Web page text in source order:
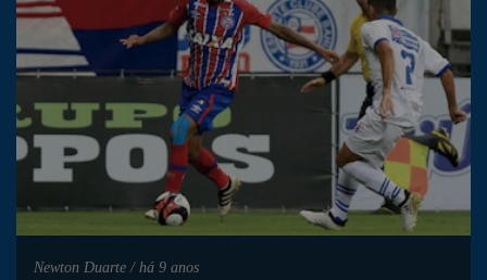
Newton Duarte / há 9 anos